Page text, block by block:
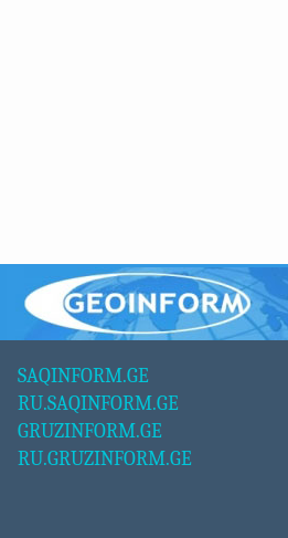
SAQINFORM.GE
RU.SAQINFORM.GE
GRUZINFORM.GE
RU.GRUZINFORM.GE